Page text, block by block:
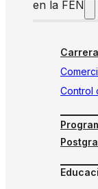
en la FEN
Control